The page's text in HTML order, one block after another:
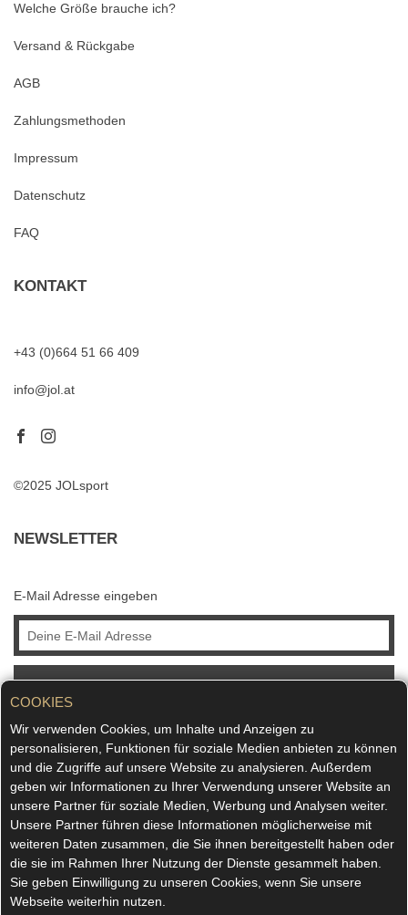
COOKIES
Wir verwenden Cookies, um Inhalte und Anzeigen zu
personalisieren, Funktionen für soziale Medien anbieten zu können
und die Zugriffe auf unsere Website zu analysieren. Außerdem
geben wir Informationen zu Ihrer Verwendung unserer Website an
unsere Partner für soziale Medien, Werbung und Analysen weiter.
Unsere Partner führen diese Informationen möglicherweise mit
weiteren Daten zusammen, die Sie ihnen bereitgestellt haben oder
die sie im Rahmen Ihrer Nutzung der Dienste gesammelt haben.
Sie geben Einwilligung zu unseren Cookies, wenn Sie unsere
Webseite weiterhin nutzen.
Welche Größe brauche ich?
Versand & Rückgabe
AGB
Zahlungsmethoden
Impressum
Datenschutz
FAQ
KONTAKT
+43 (0)664 51 66 409
info@jol.at
©2025 JOLsport
NEWSLETTER
E-Mail Adresse eingeben
ABONNIEREN